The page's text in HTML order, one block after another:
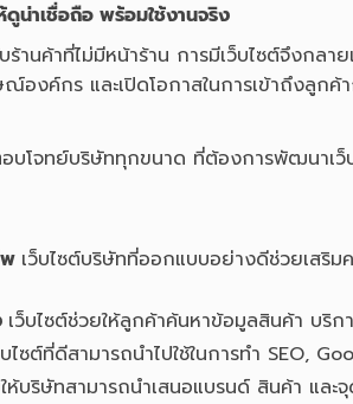
น่าเชื่อถือ พร้อมใช้งานจริง
านค้าที่ไม่มีหน้าร้าน การมีเว็บไซต์จึงกล
งค์กร และเปิดโอกาสในการเข้าถึงลูก
บโจทย์บริษัททุกขนาด ที่ต้องการพัฒนาเว็
เว็บไซต์บริษัทที่ออกแบบอย่างดีช่วยเสริม
เว็บไซต์ช่วยให้ลูกค้าค้นหาข้อมูลสินค้า บริ
บไซต์ที่ดีสามารถนำไปใช้ในการทำ SEO,
ให้บริษัทสามารถนำเสนอแบรนด์ สินค้า แล